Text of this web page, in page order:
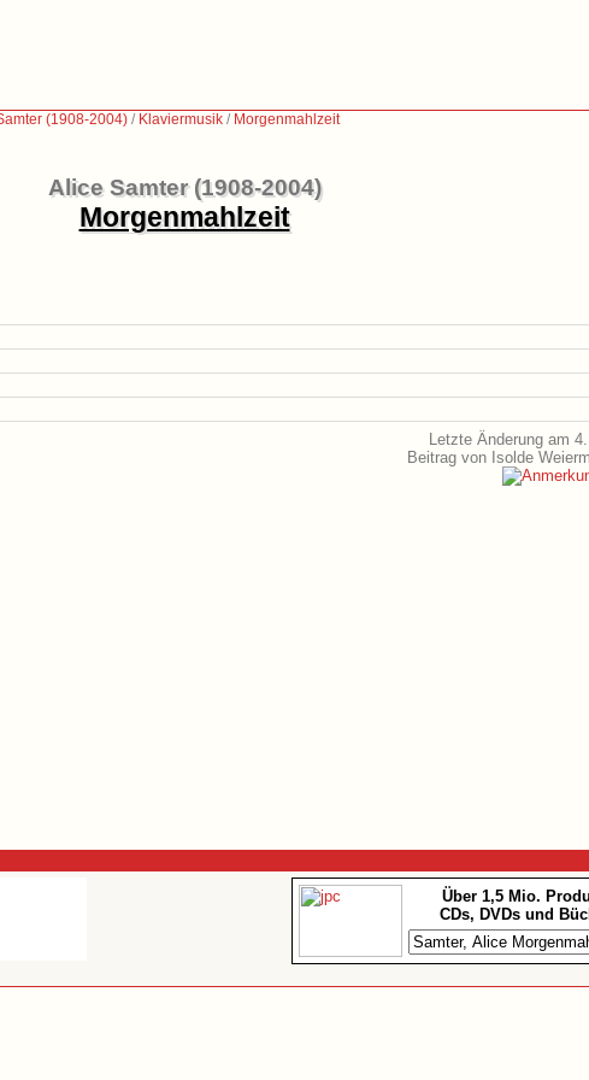
(1908-2004) / Klaviermusik / Morgenmahlzeit
Alice Samter (1908-2004)
Morgenmahlzeit
Letzte Änderung am
Beitrag von Isolde
Über 1,5 Mio.
CDs, DVDs und